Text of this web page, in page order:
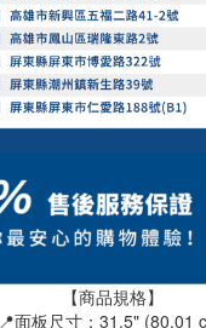
【商品規格】
📍面板尺寸：31.5" (80.01